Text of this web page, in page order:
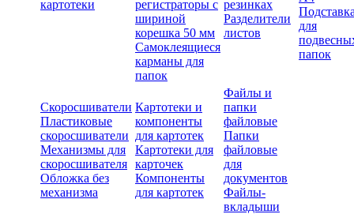
картотеки
регистраторы с
шириной
корешка 50 мм
Самоклеящиеся
карманы для
папок
резинках
Разделители
листов
для
папок
Скоросшиватели
Пластиковые
скоросшиватели
Механизмы для
скоросшивателя
Обложка без
механизма
Картотеки и
компоненты
для картотек
Картотеки для
карточек
Компоненты
для картотек
Файлы и
папки
файловые
Папки
файловые
для
документов
Файлы-
вкладыши